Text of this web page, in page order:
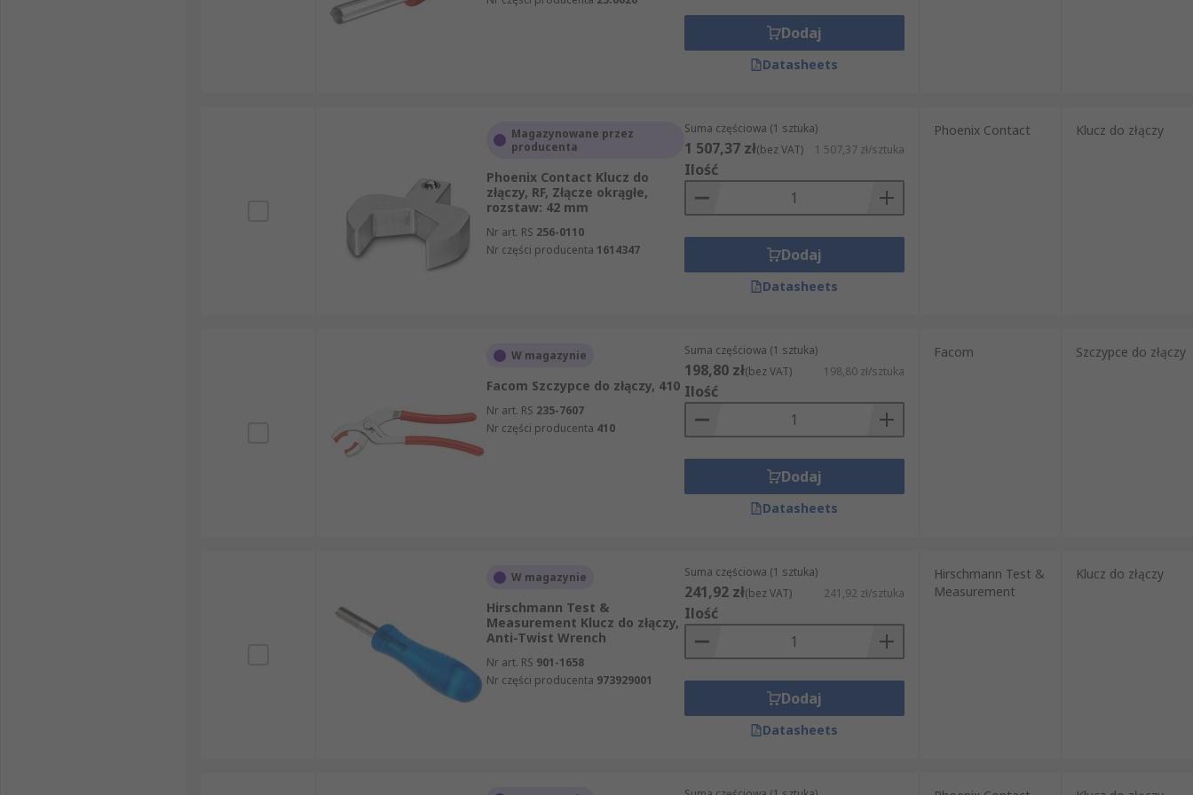
Dodaj
Datasheets
Magazynowane przez
producenta
Phoenix Contact Klucz do
złączy, RF, Złącze okrągłe,
rozstaw: 42 mm
Nr art. RS 256-0110
Nr części producenta 1614347
Suma częściowa (1 sztuka)
1 507,37 zł(bez VAT) 1 507,37 zł/sztuka
Ilość
Dodaj
Datasheets
Phoenix Contact Klucz do złączy
W magazynie
Facom Szczypce do złączy, 410
Nr art. RS 235-7607
Nr części producenta 410
Suma częściowa (1 sztuka)
198,80 zł(bez VAT) 198,80 zł/sztuka
Ilość
Dodaj
Datasheets
Facom Szczypce do złączy
W magazynie
Hirschmann Test &
Measurement Klucz do złączy,
Anti-Twist Wrench
Nr art. RS 901-1658
Nr części producenta 973929001
Suma częściowa (1 sztuka)
241,92 zł(bez VAT) 241,92 zł/sztuka
Ilość
Dodaj
Datasheets
Hirschmann Test &
Measurement
Klucz do złączy